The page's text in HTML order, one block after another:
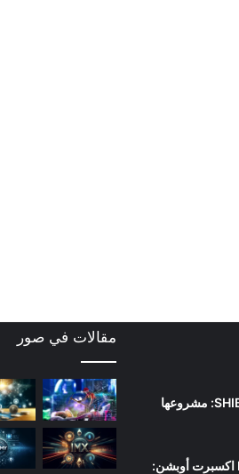
عملة شيبا اينو الرقمية SHIB: مشروعها
شركة Expert Option اكسبرت أوبشن:
مقالات في صور